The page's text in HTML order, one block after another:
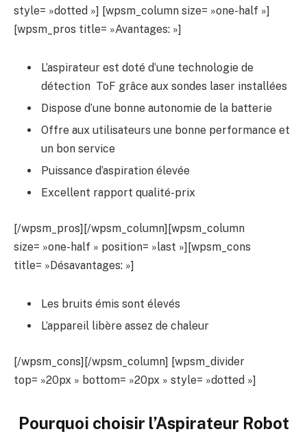
style= »dotted »] [wpsm_column size= »one-half »]
[wpsm_pros title= »Avantages: »]
L’aspirateur est doté d’une technologie de
détection ToF grâce aux sondes laser installées
Dispose d’une bonne autonomie de la batterie
Offre aux utilisateurs une bonne performance et
un bon service
Puissance d’aspiration élevée
Excellent rapport qualité-prix
[/wpsm_pros][/wpsm_column][wpsm_column
size= »one-half » position= »last »][wpsm_cons
title= »Désavantages: »]
Les bruits émis sont élevés
L’appareil libère assez de chaleur
[/wpsm_cons][/wpsm_column] [wpsm_divider
top= »20px » bottom= »20px » style= »dotted »]
Pourquoi choisir l’Aspirateur Robot